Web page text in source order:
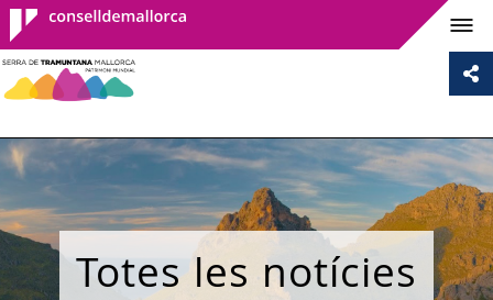
Consell de
Mallorca
Totes les notícies